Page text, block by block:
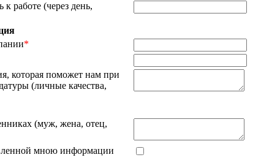
работе (через день,
*
которая поможет нам при
(личные качества,
(муж, жена, отец,
мною информации